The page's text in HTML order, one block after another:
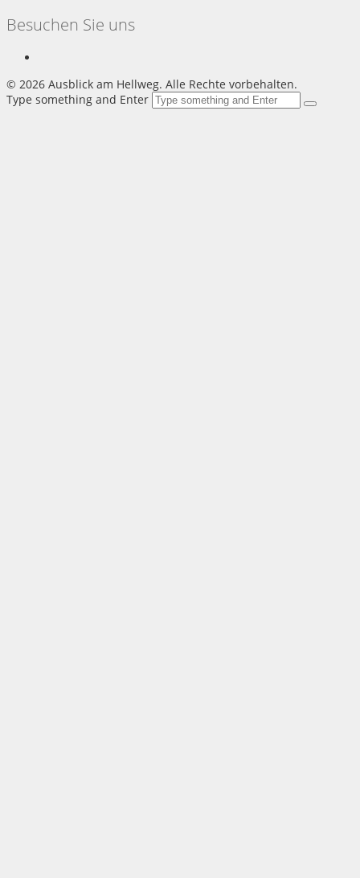
Besuchen Sie uns
© 2026 Ausblick am Hellweg. Alle Rechte vorbehalten.
Type something and Enter